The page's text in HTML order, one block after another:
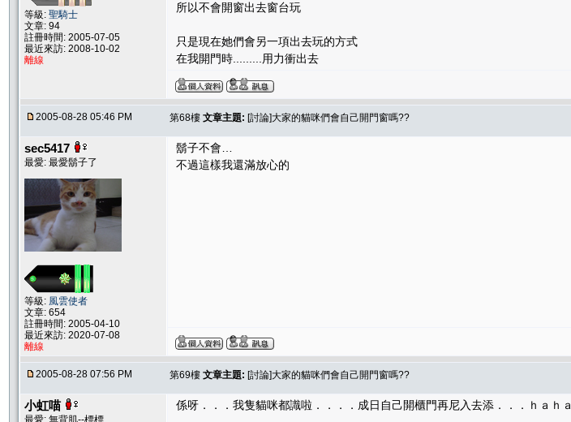
等級: 聖騎士
文章: 94
註冊時間: 2005-07-05
最近來訪: 2008-10-02
離線
所以不會開窗出去窗台玩
只是現在她們會另一項出去玩的方式
在我開門時.........用力衝出去
2005-08-28 05:46 PM 第68樓 文章主題: [討論]大家的貓咪們會自己開門窗嗎??
sec5417
最愛: 最愛鬍子了
等級: 風雲使者
文章: 654
註冊時間: 2005-04-10
最近來訪: 2020-07-08
離線
鬍子不會…
不過這樣我還滿放心的
2005-08-28 07:56 PM 第69樓 文章主題: [討論]大家的貓咪們會自己開門窗嗎??
小虹喵
最愛: 無背肌--標標
係呀．．．我隻貓咪都識啦．．．．成日自己開櫃門再尼入去添．．．ｈａｈａ